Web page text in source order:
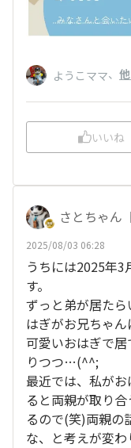
ようこママ、
いいね
さとちゃん
2025/08/03 06:28
うちには2025年3
す。
ずっと弟が居た
はぎがお兄ちゃ
可愛いおはぎで
りつつ…(^^;
最近では、私が
ると両親が取り
るので(笑)両親の
な、と考えが変